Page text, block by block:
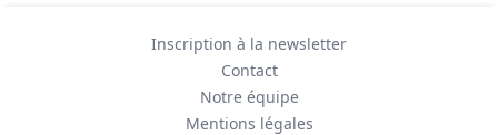
Inscription à la newsletter
Contact
Notre équipe
Mentions légales